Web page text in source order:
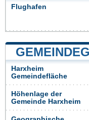
Flughafen
Harxheim
Gemeindefläche
Höhenlage der
Gemeinde Harxheim